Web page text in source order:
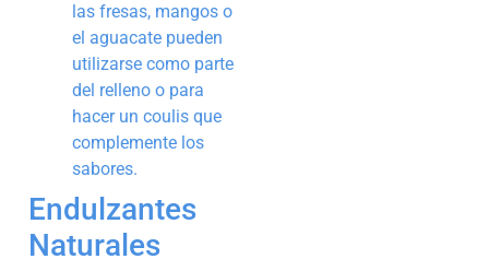
las fresas, mangos o
el aguacate pueden
utilizarse como parte
del relleno o para
hacer un coulis que
complemente los
sabores.
Endulzantes
Naturales